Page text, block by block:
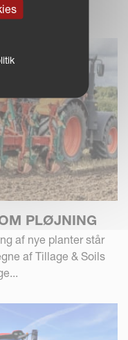
PLØJNING
af nye planter står
af Tillage & Soils